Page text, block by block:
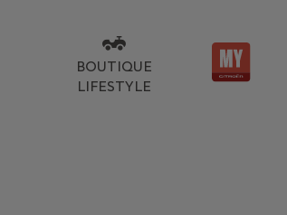
BOUTIQUE
LIFESTYLE